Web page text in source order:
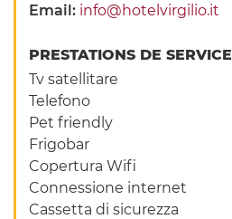
Email: info@hotelvirgilio.it
PRESTATIONS DE SERVICE
Tv satellitare
Telefono
Pet friendly
Frigobar
Copertura Wifi
Connessione internet
Cassetta di sicurezza